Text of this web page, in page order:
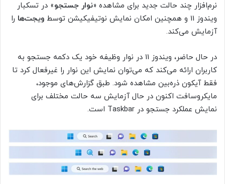
نرم‌افزار چند حالت جدید برای مشاهده «نوار جستجو» در تسکبار
ویندوز‌ 11 و همچنین امکان نمایش نوتیفیکیشن توسط
ویجت‌ها را
آزمایش می‌کند.
در حال حاضر، ویندوز 11 در نوار وظیفه خود یک دکمه جستجو به
کاربران ارائه می‌کند که می‌توان نمایش این نوار را غیرفعال کرد تا
فقط آیکون ذره‌بین مشاهده شود. طبق گزارش‌های موجود،
مایکروسافت اکنون در حال آزمایش سه حالت مختلف برای
نمایش عملکرد جستجو در Taskbar است.